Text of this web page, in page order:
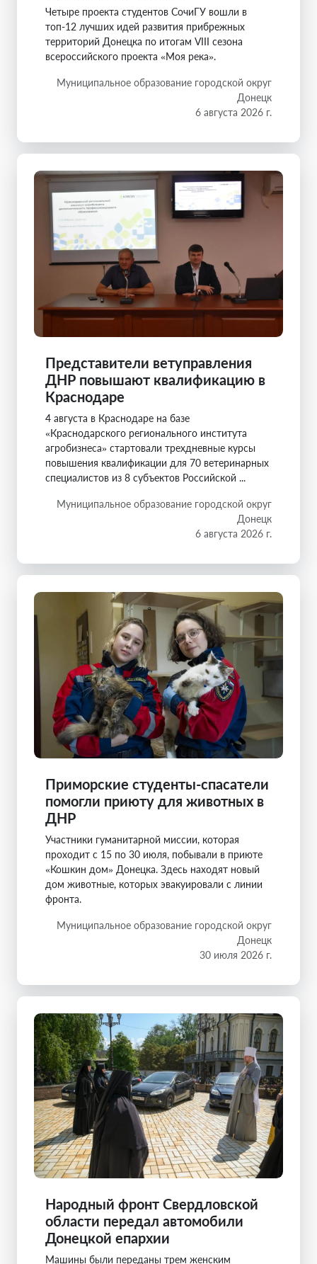
Четыре проекта студентов СочиГУ вошли в
топ-12 лучших идей развития прибрежных
территорий Донецка по итогам VIII сезона
всероссийского проекта «Моя река».
Муниципальное образование городской округ
Донецк
6 августа 2026 г.
Представители ветуправления
ДНР повышают квалификацию в
Краснодаре
4 августа в Краснодаре на базе
«Краснодарского регионального института
агробизнеса» стартовали трехдневные курсы
повышения квалификации для 70 ветеринарных
специалистов из 8 субъектов Российской ...
Муниципальное образование городской округ
Донецк
6 августа 2026 г.
Приморские студенты-спасатели
помогли приюту для животных в
ДНР
Участники гуманитарной миссии, которая
проходит с 15 по 30 июля, побывали в приюте
«Кошкин дом» Донецка. Здесь находят новый
дом животные, которых эвакуировали с линии
фронта.
Муниципальное образование городской округ
Донецк
30 июля 2026 г.
Народный фронт Свердловской
области передал автомобили
Донецкой епархии
Машины были переданы трем женским